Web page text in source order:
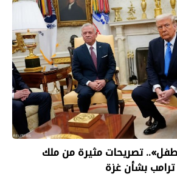
تصريحات مثيرة من ملك
بشأن غزة